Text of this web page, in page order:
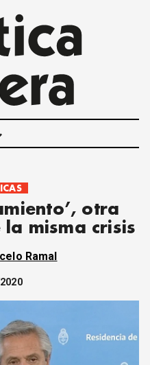
OBRERO
CULTURA
otra
misma crisis
Ramal